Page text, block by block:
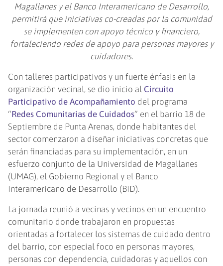
Magallanes y el Banco Interamericano de Desarrollo,
permitirá que iniciativas co-creadas por la comunidad
se implementen con apoyo técnico y financiero,
fortaleciendo redes de apoyo para personas mayores y
cuidadores.
Con talleres participativos y un fuerte énfasis en la
organización vecinal, se dio inicio al Circuito
Participativo de Acompañamiento del programa
“Redes Comunitarias de Cuidados” en el barrio 18 de
Septiembre de Punta Arenas, donde habitantes del
sector comenzaron a diseñar iniciativas concretas que
serán financiadas para su implementación, en un
esfuerzo conjunto de la Universidad de Magallanes
(UMAG), el Gobierno Regional y el Banco
Interamericano de Desarrollo (BID).
La jornada reunió a vecinas y vecinos en un encuentro
comunitario donde trabajaron en propuestas
orientadas a fortalecer los sistemas de cuidado dentro
del barrio, con especial foco en personas mayores,
personas con dependencia, cuidadoras y aquellos con